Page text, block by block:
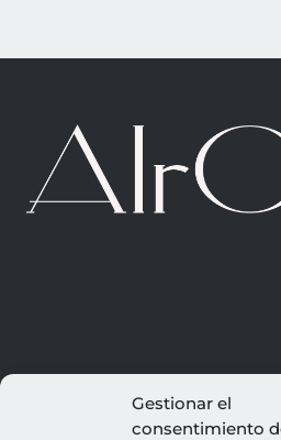
Gestionar el
consentimiento